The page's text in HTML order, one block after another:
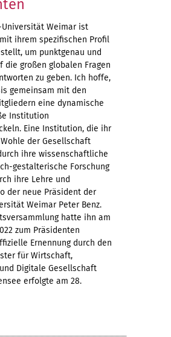
Universität Weimar ist
ihrem spezifischen Profil
um punktgenau und
die großen globalen Fragen
zu geben. Ich hoffe,
gemeinsam mit den
eine dynamische
Institution
Eine Institution, die ihr
der Gesellschaft
ihre wissenschaftliche
gestalterische Forschung
ihre Lehre und
der neue Präsident der
Weimar Peter Benz.
hatte ihn am
zum Präsidenten
Ernennung durch den
für Wirtschaft,
Digitale Gesellschaft
erfolgte am 28.